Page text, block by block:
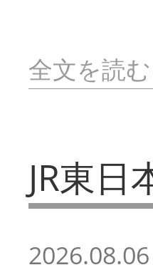
全文を読
JR東日
2026.08.06